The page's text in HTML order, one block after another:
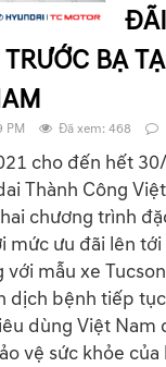
BẠ
PM Đã xem: 468
cho đến hết
Thành Công
chương trình
mức ưu đãi lên
mẫu xe
dịch bệnh tiếp
dùng Việt Nam
vệ sức khỏe của